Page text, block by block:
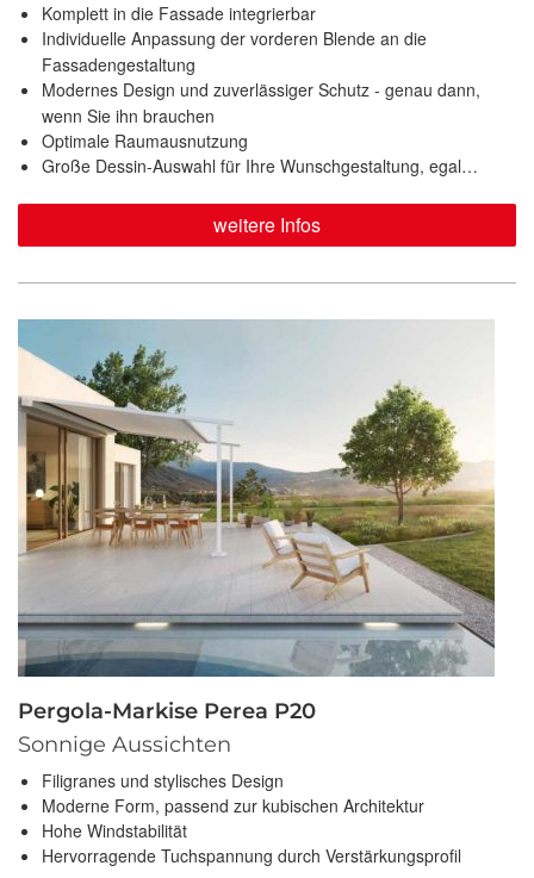
Komplett in die Fassade integrierbar
Individuelle Anpassung der vorderen Blende an die
Fassadengestaltung
Modernes Design und zuverlässiger Schutz - genau dann,
wenn Sie ihn brauchen
Optimale Raumausnutzung
Große Dessin-Auswahl für Ihre Wunschgestaltung, egal…
weitere Infos
Pergola-Markise Perea P20
Sonnige Aussichten
Filigranes und stylisches Design
Moderne Form, passend zur kubischen Architektur
Hohe Windstabilität
Hervorragende Tuchspannung durch Verstärkungsprofil